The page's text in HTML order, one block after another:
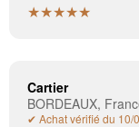
★★★★★
Cartier
BORDEAUX,
✔ Achat vérifié du 10/